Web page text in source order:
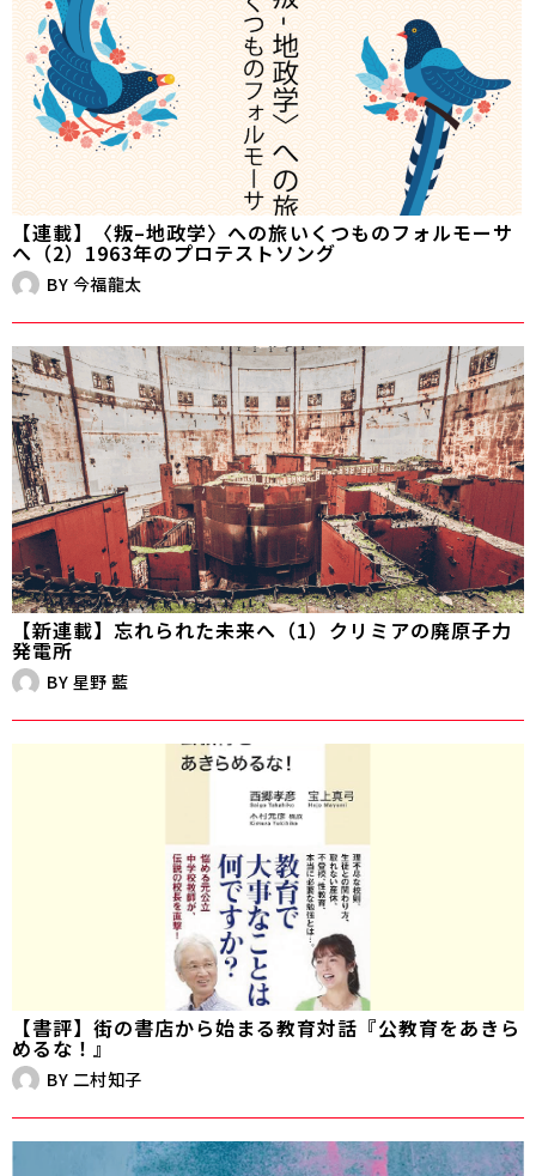
【連載】〈叛–地政学〉への旅――いくつものフォルモーサ
へ（2）1963年のプロテストソング
BY 今福龍太
【新連載】忘れられた未来へ（1）クリミアの廃原子力
発電所
BY 星野 藍
【書評】街の書店から始まる教育対話『公教育をあきら
めるな！』
BY 二村知子